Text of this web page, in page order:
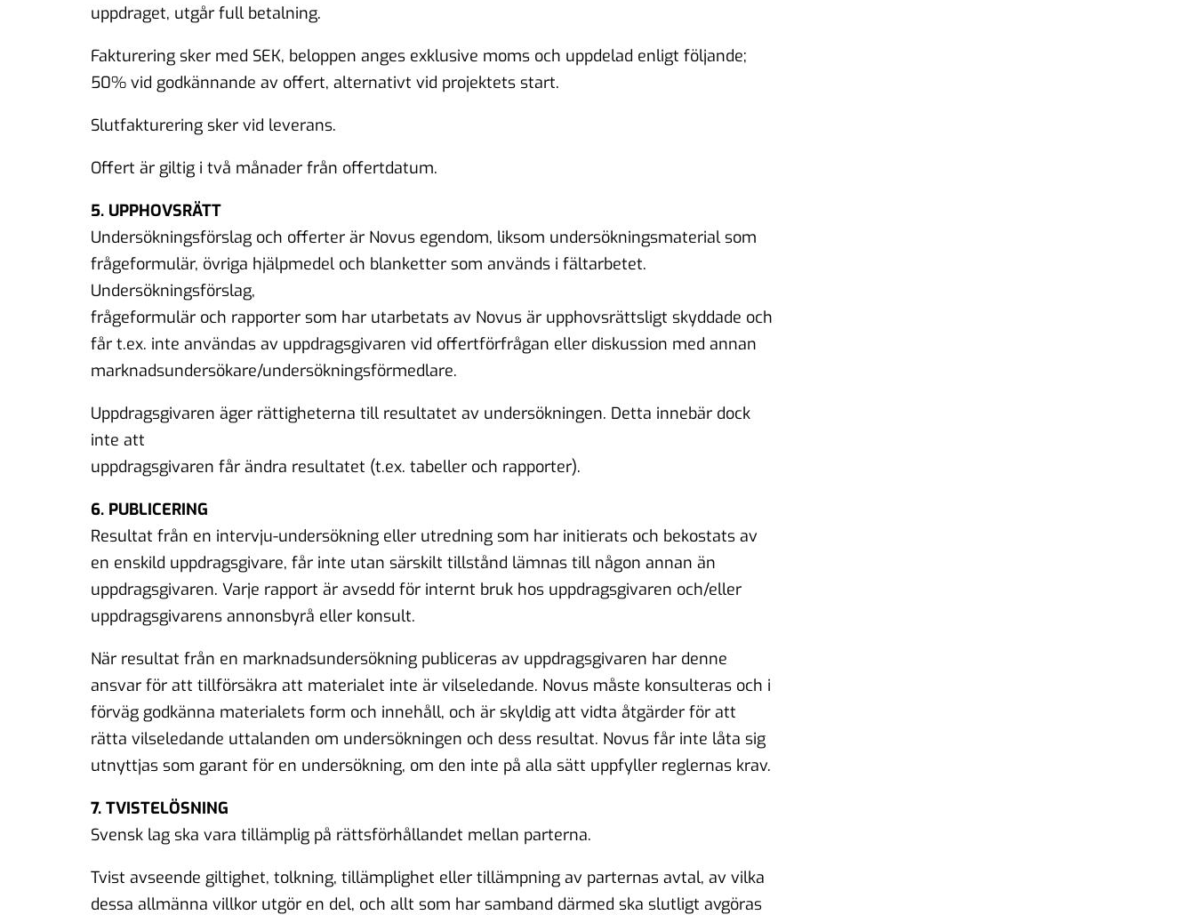
uppdraget, utgår full betalning.
Fakturering sker med SEK, beloppen anges exklusive moms och uppdelad enligt följande;
50% vid godkännande av offert, alternativt vid projektets start.
Slutfakturering sker vid leverans.
Offert är giltig i två månader från offertdatum.
5. UPPHOVSRÄTT
Undersökningsförslag och offerter är Novus egendom, liksom undersökningsmaterial som
frågeformulär, övriga hjälpmedel och blanketter som används i fältarbetet.
Undersökningsförslag,
frågeformulär och rapporter som har utarbetats av Novus är upphovsrättsligt skyddade och
får t.ex. inte användas av uppdragsgivaren vid offertförfrågan eller diskussion med annan
marknadsundersökare/undersökningsförmedlare.
Uppdragsgivaren äger rättigheterna till resultatet av undersökningen. Detta innebär dock
inte att
uppdragsgivaren får ändra resultatet (t.ex. tabeller och rapporter).
6. PUBLICERING
Resultat från en intervju-undersökning eller utredning som har initierats och bekostats av
en enskild uppdragsgivare, får inte utan särskilt tillstånd lämnas till någon annan än
uppdragsgivaren. Varje rapport är avsedd för internt bruk hos uppdragsgivaren och/eller
uppdragsgivarens annonsbyrå eller konsult.
När resultat från en marknadsundersökning publiceras av uppdragsgivaren har denne
ansvar för att tillförsäkra att materialet inte är vilseledande. Novus måste konsulteras och i
förväg godkänna materialets form och innehåll, och är skyldig att vidta åtgärder för att
rätta vilseledande uttalanden om undersökningen och dess resultat. Novus får inte låta sig
utnyttjas som garant för en undersökning, om den inte på alla sätt uppfyller reglernas krav.
7. TVISTELÖSNING
Svensk lag ska vara tillämplig på rättsförhållandet mellan parterna.
Tvist avseende giltighet, tolkning, tillämplighet eller tillämpning av parternas avtal, av vilka
dessa allmänna villkor utgör en del, och allt som har samband därmed ska slutligt avgöras